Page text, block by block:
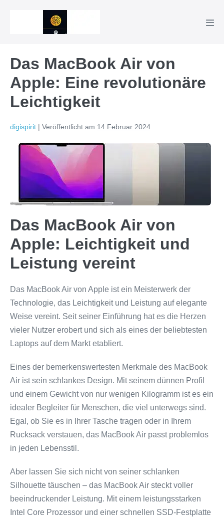
Das MacBook Air von
Apple: Eine revolutionäre
Leichtigkeit
digispirit | Veröffentlicht am 14 Februar 2024
Das MacBook Air von
Apple: Leichtigkeit und
Leistung vereint
Das MacBook Air von Apple ist ein Meisterwerk der
Technologie, das Leichtigkeit und Leistung auf elegante
Weise vereint. Seit seiner Einführung hat es die Herzen
vieler Nutzer erobert und sich als eines der beliebtesten
Laptops auf dem Markt etabliert.
Eines der bemerkenswertesten Merkmale des MacBook
Air ist sein schlankes Design. Mit seinem dünnen Profil
und einem Gewicht von nur wenigen Kilogramm ist es ein
idealer Begleiter für Menschen, die viel unterwegs sind.
Egal, ob Sie es in Ihrer Tasche tragen oder in Ihrem
Rucksack verstauen, das MacBook Air passt problemlos
in jeden Lebensstil.
Aber lassen Sie sich nicht von seiner schlanken
Silhouette täuschen – das MacBook Air steckt voller
beeindruckender Leistung. Mit einem leistungsstarken
Intel Core Prozessor und einer schnellen SSD-Festplatte